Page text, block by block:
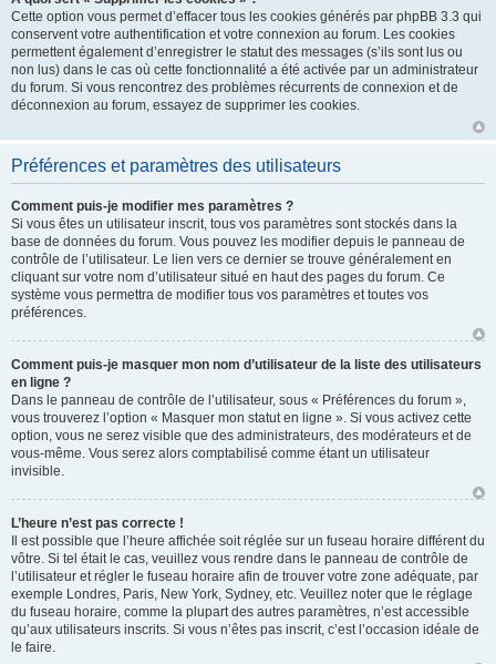
Cette option vous permet d’effacer tous les cookies générés par phpBB 3.3 qui
conservent votre authentification et votre connexion au forum. Les cookies
permettent également d’enregistrer le statut des messages (s’ils sont lus ou
non lus) dans le cas où cette fonctionnalité a été activée par un administrateur
du forum. Si vous rencontrez des problèmes récurrents de connexion et de
déconnexion au forum, essayez de supprimer les cookies.
Préférences et paramètres des utilisateurs
Comment puis-je modifier mes paramètres ?
Si vous êtes un utilisateur inscrit, tous vos paramètres sont stockés dans la
base de données du forum. Vous pouvez les modifier depuis le panneau de
contrôle de l’utilisateur. Le lien vers ce dernier se trouve généralement en
cliquant sur votre nom d’utilisateur situé en haut des pages du forum. Ce
système vous permettra de modifier tous vos paramètres et toutes vos
préférences.
Comment puis-je masquer mon nom d’utilisateur de la liste des utilisateurs
en ligne ?
Dans le panneau de contrôle de l’utilisateur, sous « Préférences du forum »,
vous trouverez l’option « Masquer mon statut en ligne ». Si vous activez cette
option, vous ne serez visible que des administrateurs, des modérateurs et de
vous-même. Vous serez alors comptabilisé comme étant un utilisateur
invisible.
L’heure n’est pas correcte !
Il est possible que l’heure affichée soit réglée sur un fuseau horaire différent du
vôtre. Si tel était le cas, veuillez vous rendre dans le panneau de contrôle de
l’utilisateur et régler le fuseau horaire afin de trouver votre zone adéquate, par
exemple Londres, Paris, New York, Sydney, etc. Veuillez noter que le réglage
du fuseau horaire, comme la plupart des autres paramètres, n’est accessible
qu’aux utilisateurs inscrits. Si vous n’êtes pas inscrit, c’est l’occasion idéale de
le faire.